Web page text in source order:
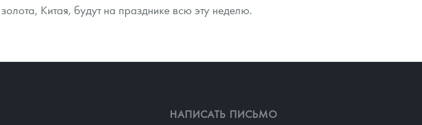
Китая, будут на празднике всю эту неделю.
НАПИСАТЬ ПИСЬМО